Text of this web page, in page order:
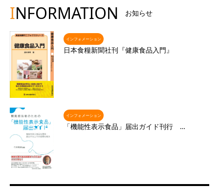
INFORMATION お知らせ
インフォメーション
日本食糧新聞社刊『健康食品入門』
インフォメーション
「機能性表示食品」届出ガイド刊行 …